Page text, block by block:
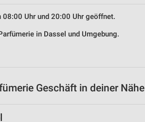
08:00 Uhr und 20:00 Uhr geöffnet.
in Dassel und Umgebung.
Geschäft in deiner Nähe